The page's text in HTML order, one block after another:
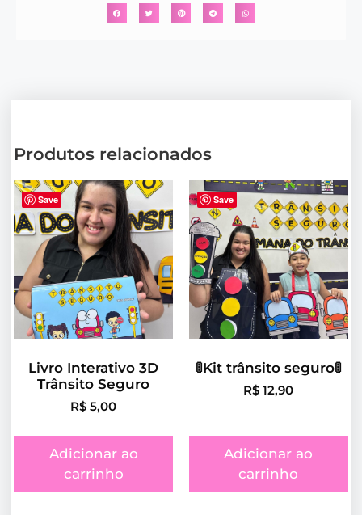
Produtos relacionados
Save
Livro Interativo 3D
Trânsito Seguro
R$ 5,00
Adicionar ao
carrinho
Save
🚦Kit trânsito seguro🚦
R$ 12,90
Adicionar ao
carrinho